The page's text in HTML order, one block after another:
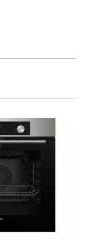
духовой